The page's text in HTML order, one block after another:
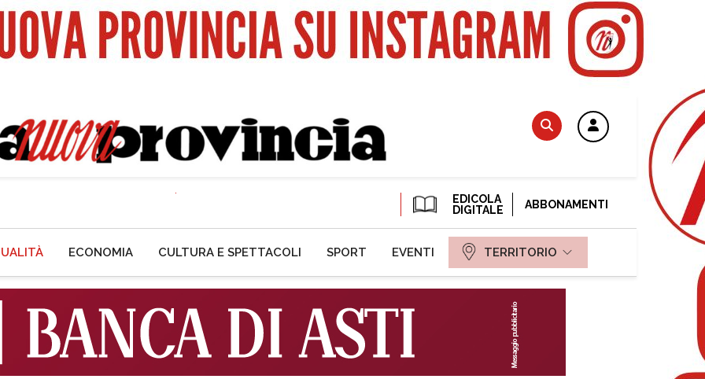
EDICOLA
DIGITALE
ABBONAMENTI
ECONOMIA CULTURA E SPETTACOLI SPORT EVENTI TERRITORIO